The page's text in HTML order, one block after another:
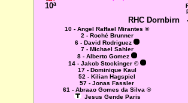
10ª
RHC Dornbirn
10 - Angel Raffael Mirantes ®
2 - Roché Brunner
6 - David Rodriguez
7 - Michael Sahler
8 - Alberto Gomez
14 - Jakob Stockinger ©
17 - Dominique Kaul
52 - Kilian Hagspiel
57 - Jonas Fassler
61 - Abraao Gomes da Silva ®
Jesus Gende Paris